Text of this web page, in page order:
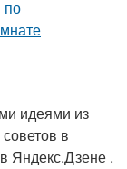
идеями из
в
Яндекс.Дзене .